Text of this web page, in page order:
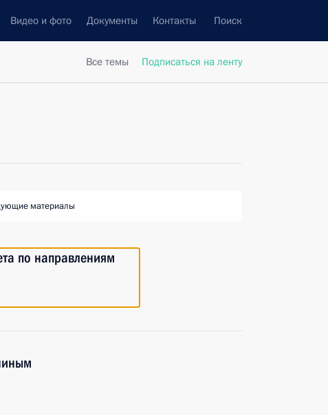
Видео и фото Документы Контакты Поиск
Все темы Подписаться на ленту
материалы
по направлениям